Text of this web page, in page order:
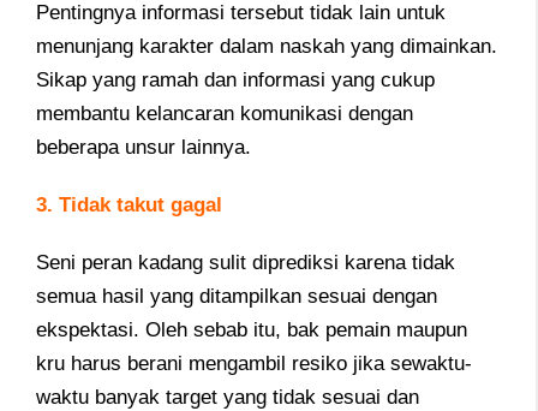
Pentingnya informasi tersebut tidak lain untuk
menunjang karakter dalam naskah yang dimainkan.
Sikap yang ramah dan informasi yang cukup
membantu kelancaran komunikasi dengan
beberapa unsur lainnya.
3. Tidak takut gagal
Seni peran kadang sulit diprediksi karena tidak
semua hasil yang ditampilkan sesuai dengan
ekspektasi. Oleh sebab itu, bak pemain maupun
kru harus berani mengambil resiko jika sewaktu-
waktu banyak target yang tidak sesuai dan